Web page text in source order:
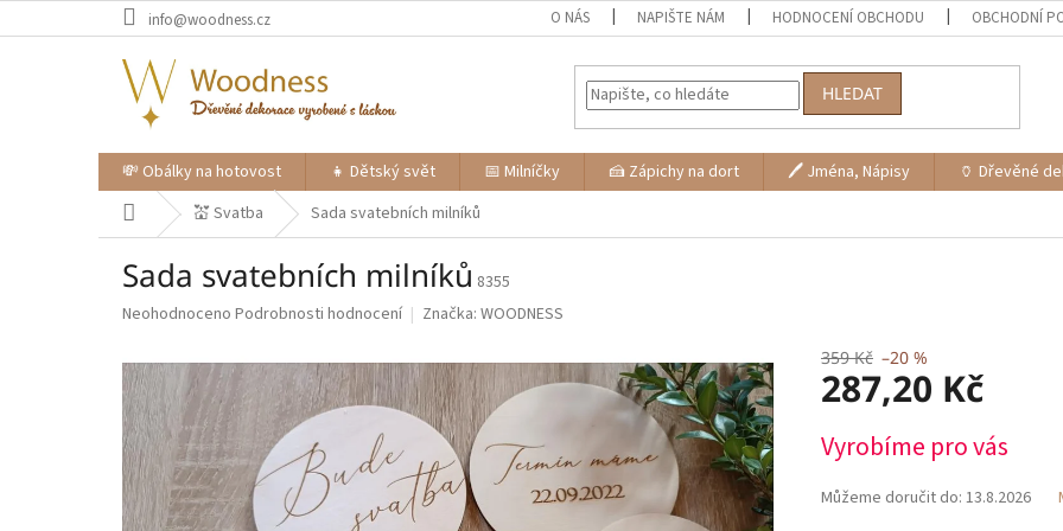
na
info@woodness.cz O NÁS NAPIŠTE NÁM HODNOCENÍ OBCHODU OBCHODNÍ
HLEDAT
💸 Obálky na hotovost 👧 Dětský svět 📅 Milníčky 🍰 Zápichy na dort 🖊 Jména, Nápisy 🏺 Dřevěné
Domů 💒 Svatba Sada svatebních milníků
Sada svatebních milníků 8355
Průměrné
produktu
je
0,0
z
5
hvězdiček.
Neohodnoceno Podrobnosti hodnocení Značka: WOODNESS
359 Kč –20 %
287,20 Kč
cena:
Vyrobíme pro vás
Můžeme doručit do: 13.8.2026